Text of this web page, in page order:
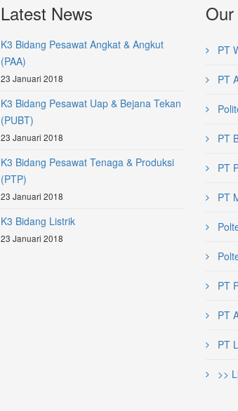
Latest News
K3 Bidang Pesawat Angkat & Angkut
(PAA)
23 Januari 2018
K3 Bidang Pesawat Uap & Bejana Tekan
(PUBT)
23 Januari 2018
K3 Bidang Pesawat Tenaga & Produksi
(PTP)
23 Januari 2018
K3 Bidang Listrik
23 Januari 2018
PT
PT
PT
PT
PT
PT
PT
PT
>>